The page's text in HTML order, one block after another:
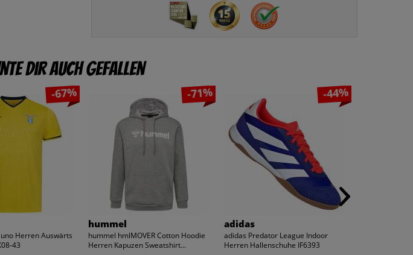
dir auch gefallen
-67%
Herren Auswärts
43
-71%
hummel
hummel hmlMOVER Cotton Hoodie
Herren Kapuzen Sweatshirt...
-44%
adidas
adidas Predator League Indoor
Herren Hallenschuhe IF6393